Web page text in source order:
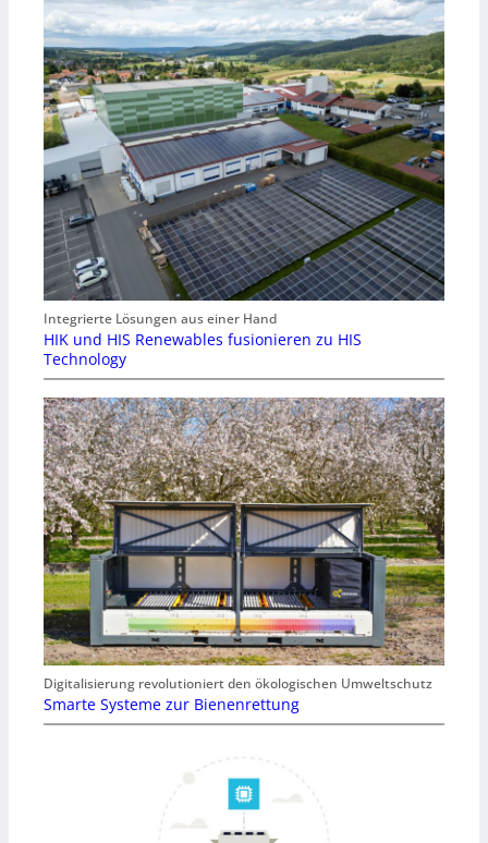
Integrierte Lösungen aus einer Hand
HIK und HIS Renewables fusionieren zu HIS
Technology
Digitalisierung revolutioniert den ökologischen Umweltschutz
Smarte Systeme zur Bienenrettung